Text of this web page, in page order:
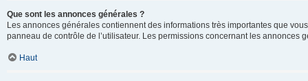
Que sont les annonces générales ?
Les annonces générales contiennent des informations très importantes que
panneau de contrôle de l’utilisateur. Les permissions concernant les annonces
Haut